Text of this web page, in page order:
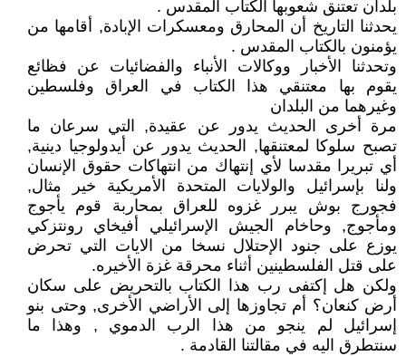
بلدان تعتنق شعوبها الكتاب المقدس .
يحدثنا التاريخ أن المحارق ومعسكرات الإبادة, أقامها من
يؤمنون بالكتاب المقدس .
وتحدثنا الأخبار ووكالات الأنباء والفضائيات عن فظائع
يقوم بها معتنقي هذا الكتاب في العراق وفلسطين
وغيرهما من البلدان
مرة أخرى الحديث يدور عن عقيدة, التي سرعان ما
تصبح سلوكا لمعتنقها, الحديث يدور عن أيدولوجيا دينية,
أي تبريرا مقدسا لأي إنتهاك من انتهاكات حقوق الإنسان
ولنا بإسرائيل والولايات المتحدة الأمريكية خير مثال,
فجورج بوش يبرر غزوه للعراق بمحاربة قوم يأجوج
ومأجوج, وحاخام الجيش الإسرائيلي أفيخاي رونتزكي
يوزع على جنود الإحتلال نسخا من الايات التي تحرض
على قتل الفلسطينين أثناء محرقة غزة الأخيره.
ولكن هل إكتفى رب هذا الكتاب بالتحريض على سكان
أرض كنعان؟ أم تجاوزها إلى الأراضي الأخرى, وحتى بنو
إسرائيل لم ينجو من هذا الرب الدموي , وهذا ما
سنتطرق اليه في مقالتنا القادمة .